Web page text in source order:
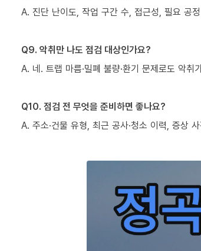
A. 진단 난이도, 작업 구간 수, 접근성, 필요 공
Q9. 악취만 나도 점검 대상인가요?
A. 네. 트랩 마름·밀폐 불량·환기 문제로도 악
Q10. 점검 전 무엇을 준비하면 좋나요?
A. 주소·건물 유형, 최근 공사·청소 이력, 증상